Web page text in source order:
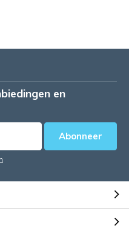
en
Abonneer